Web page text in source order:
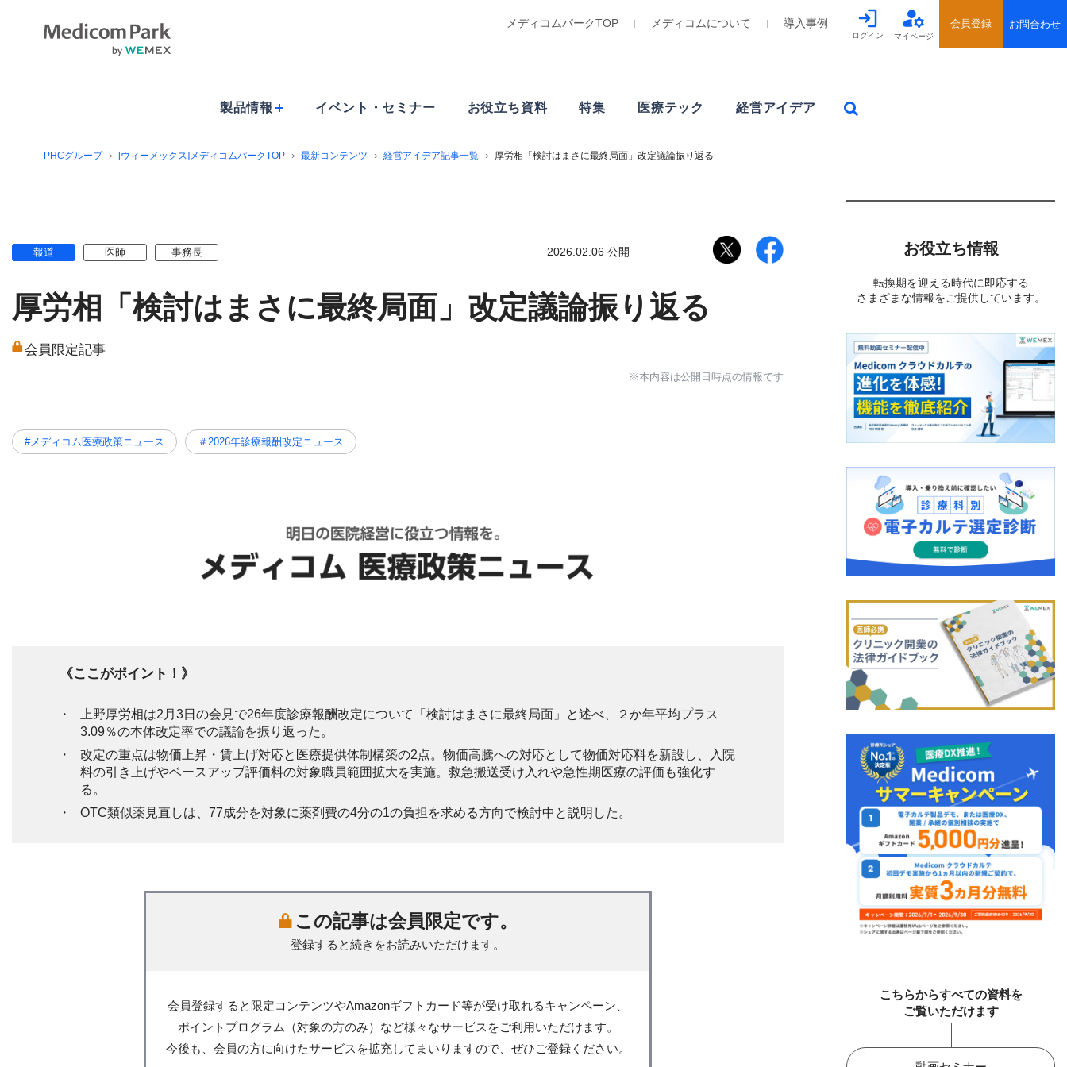
製品情報 イベント・ セミナー お役立ち資料 特集 医療テック 経営アイデア
メディコムパークTOP メディコムについて 導入事例
ログイン マイページ
PHCグループ [ウィーメックス]メディコムパークTOP 最新コンテンツ 経営アイデア記事一覧 厚労相「検討はまさに最終局面」改定議論振り返る
報道 医師 事務長 2026.02.06 公開
厚労相「検討はまさに最終局面」改定議論振り返る
会員限定記事
※本内容は公開日時点の情報です
#メディコム医療政策ニュース ＃2026年診療報酬改定ニュース
《ここがポイント！》
上野厚労相は2月3日の会見で26年度診療報酬改定について「検討はまさに最終局面」と述べ、２か年平均プラス
3.09％の本体改定率での議論を振り返った。
改定の重点は物価上昇・賃上げ対応と医療提供体制構築の2点。物価高騰への対応として物価対応料を新設し、入院
料の引き上げやベースアップ評価料の対象職員範囲拡大を実施。救急搬送受け入れや急性期医療の評価も強化す
る。
OTC類似薬見直しは、77成分を対象に薬剤費の4分の1の負担を求める方向で検討中と説明した。
この記事は会員限定です。
登録すると続きをお読みいただけます。
会員登録すると限定コンテンツやAmazonギフトカード等が受け取れるキャンペーン、
ポイントプログラム（対象の方のみ）など様々なサービスをご利用いただけます。
今後も、会員の方に向けたサービスを拡充してまいりますので、ぜひご登録ください。
お役立ち情報
転換期を迎える時代に即応する
さまざまな情報をご提供しています。
こちらからすべての資料を
ご覧いただけます